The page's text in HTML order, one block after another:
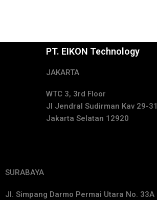
PT. EIKON Technology
JAKARTA
WTC 3, 3rd Floor
Jl Jendral Sudirman Kav 29-31
Jakarta Selatan 12920
SURABAYA
Jl. Simpang Darmo Permai Utara No. 33A